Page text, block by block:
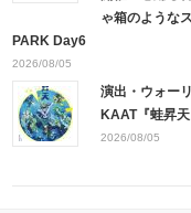
ゃ箱のような
PARK Day6
2026/08/05
演出・ウォー
KAAT『蛙昇
2026/08/05